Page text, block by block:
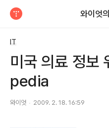
와이엇
IT
미국 의료 정보
pedia
와이엇 2009. 2. 18. 16:59